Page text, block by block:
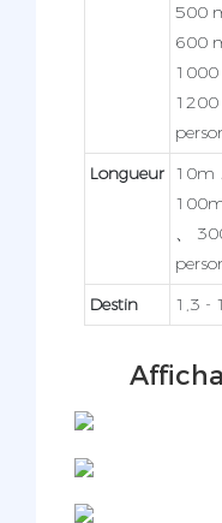
500
600
1000
Longueur 10m
、
Destin
1,3 -